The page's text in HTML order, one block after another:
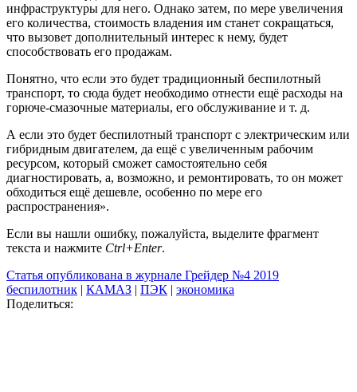
инфраструктуры для него. Однако затем, по мере увеличения
его количества, стоимость владения им станет сокращаться,
что вызовет дополнительный интерес к нему, будет
способствовать его продажам.
Понятно, что если это будет традиционный беспилотный
транспорт, то сюда будет необходимо отнести ещё расходы на
горюче-смазочные материалы, его обслуживание и т. д.
А если это будет беспилотный транспорт с электрическим или
гибридным двигателем, да ещё с увеличенным рабочим
ресурсом, который сможет самостоятельно себя
диагностировать, а, возможно, и ремонтировать, то он может
обходиться ещё дешевле, особенно по мере его
распространения».
Если вы нашли ошибку, пожалуйста, выделите фрагмент
текста и нажмите Ctrl+Enter.
Статья опубликована в журнале Грейдер №4 2019
беспилотник | КАМАЗ | ПЭК | экономика
Поделиться: